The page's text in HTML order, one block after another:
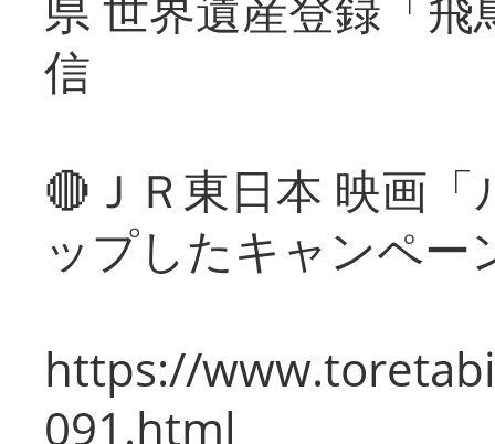
信
🔴ＪＲ東日本 映画
ップしたキャンペー
https://
091.html